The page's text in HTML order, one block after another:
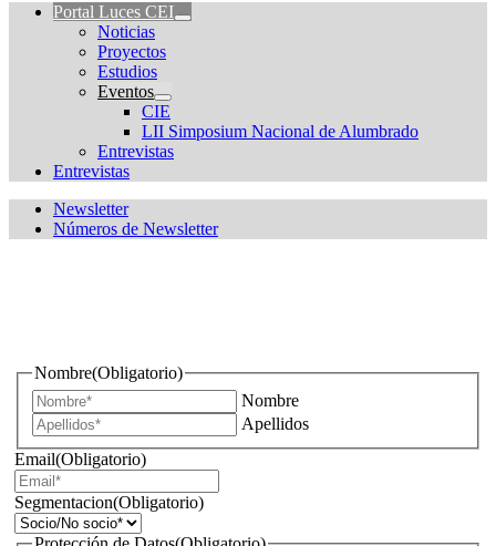
Portal Luces CEI
Noticias
Proyectos
Estudios
Eventos
CIE
LII Simposium Nacional de Alumbrado
Entrevistas
Entrevistas
Newsletter
Números de Newsletter
Nombre(Obligatorio)
Nombre
Apellidos
Email(Obligatorio)
Segmentacion(Obligatorio)